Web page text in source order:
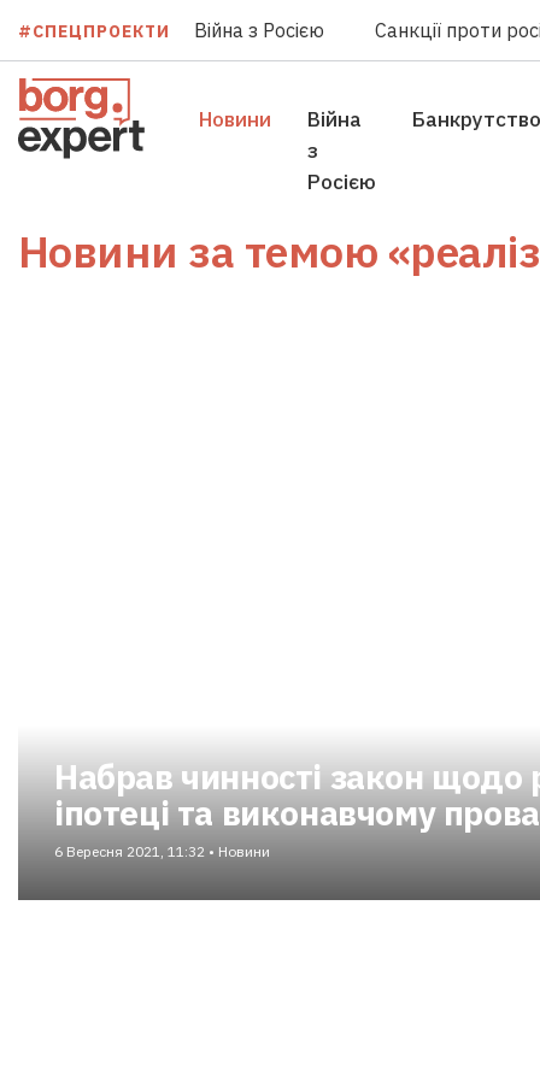
#СПЕЦПРОЕКТИ Війна з Росією Санкції проти
Новини
Війна
з
Росією
Банкрутство
Новини за темою
Набрав чинності закон щодо
іпотеці та виконавчому
6 Вересня 2021, 11:32 • Новини